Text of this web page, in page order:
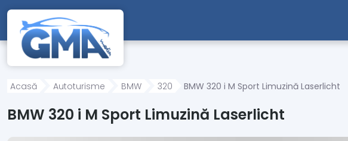
Mergi direct la conținutul principal
Acasă Autoturisme BMW 320 BMW 320 i M Sport Limuzină Laserlicht
BMW 320 i M Sport Limuzină Laserlicht